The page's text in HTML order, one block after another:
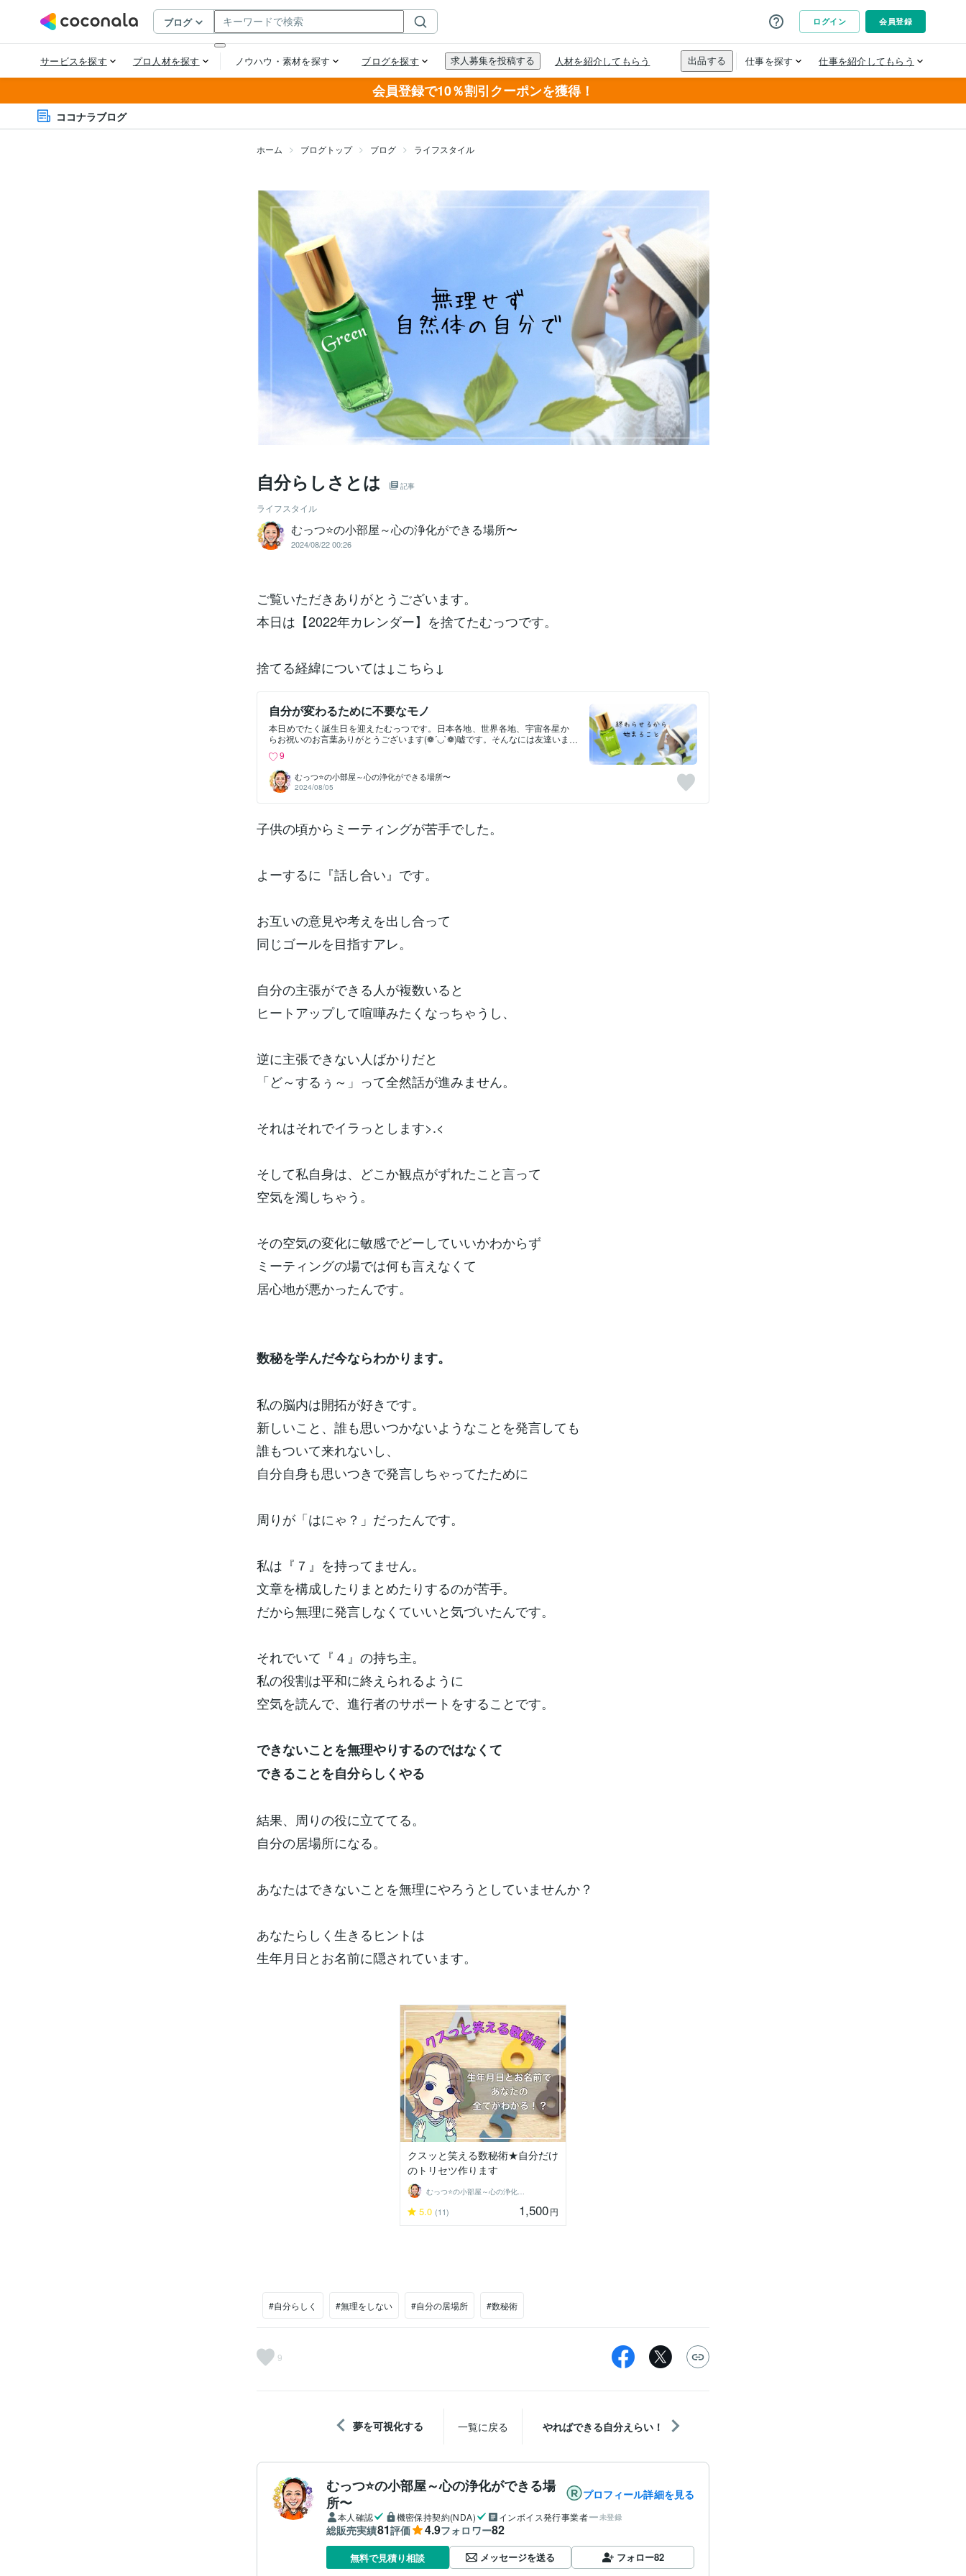
会員登録で10％割引クーポンを獲得！
ココナラブログ
ホーム ブログトップ ブログ ライフスタイル
自分らしさとは 記事
ライフスタイル
むっつ⭐の小部屋～心の浄化ができる場所〜
2024/08/22 00:26
ご覧いただきありがとうございます。
本日は【2022年カレンダー】を捨てたむっつです。
捨てる経緯については↓こちら↓
自分が変わるために不要なモノ
本日めでたく誕生日を迎えたむっつです。日本各地、世界各地、宇宙各星か
らお祝いのお言葉ありがとうございます(❁´◡`❁)嘘です。そんなには友達いま
私事ですが、今日この日を皮切りに始めようと思っていたことがあります。
『一日一捨』実は３年ほど前に中断したままになっていました。ココに宣言
します。私むっつは『一日一捨』を３日以上は続けます！３日坊主とは言わ
せません！よしっ言った！自分えらい(*/ω＼*)古いモノ、使わないのに、ただ
捨てられなかったモノ。執着心も一緒に一つずつ捨てます。みなさんも、執
て新しいモノが掴めるはず。背負っていたモノを降ろせば、身軽に動けるは
ず。新しい自分へチェンジです。
9
むっつ⭐の小部屋～心の浄化ができる場所〜
2024/08/05
子供の頃からミーティングが苦手でした。
よーするに『話し合い』です。
お互いの意見や考えを出し合って
同じゴールを目指すアレ。
自分の主張ができる人が複数いると
ヒートアップして喧嘩みたくなっちゃうし、
逆に主張できない人ばかりだと
「ど～するぅ～」って全然話が進みません。
それはそれでイラっとします>.<
そして私自身は、どこか観点がずれたこと言って
空気を濁しちゃう。
その空気の変化に敏感でどーしていいかわからず
ミーティングの場では何も言えなくて
居心地が悪かったんです。
数秘を学んだ今ならわかります。
私の脳内は開拓が好きです。
新しいこと、誰も思いつかないようなことを発言しても
誰もついて来れないし、
自分自身も思いつきで発言しちゃってたために
周りが「はにゃ？」だったんです。
私は『７』を持ってません。
文章を構成したりまとめたりするのが苦手。
だから無理に発言しなくていいと気づいたんです。
それでいて『４』の持ち主。
私の役割は平和に終えられるように
空気を読んで、進行者のサポートをすることです。
できないことを無理やりするのではなくて
できることを自分らしくやる
結果、周りの役に立ててる。
自分の居場所になる。
あなたはできないことを無理にやろうとしていませんか？
あなたらしく生きるヒントは
生年月日とお名前に隠されています。
クスッと笑える数秘術★自分だけ
のトリセツ作ります
むっつ⭐の小部屋～心の浄化ができる場所〜
5.0 (11) 1,500円
#自分らしく #無理をしない #自分の居場所 #数秘術
9
夢を可視化する 一覧に戻る やればできる自分えらい！
むっつ⭐の小部屋～心の浄化ができる場
所〜
プロフィール詳細を見る
本人確認 機密保持契約(NDA) インボイス発行事業者 未登録
総販売実績81評価 4.9フォロワー82
無料で見積り相談 メッセージを送る フォロー82